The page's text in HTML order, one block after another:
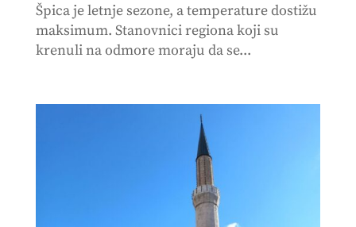
Špica je letnje sezone, a temperature dostižu
maksimum. Stanovnici regiona koji su
krenuli na odmore moraju da se...